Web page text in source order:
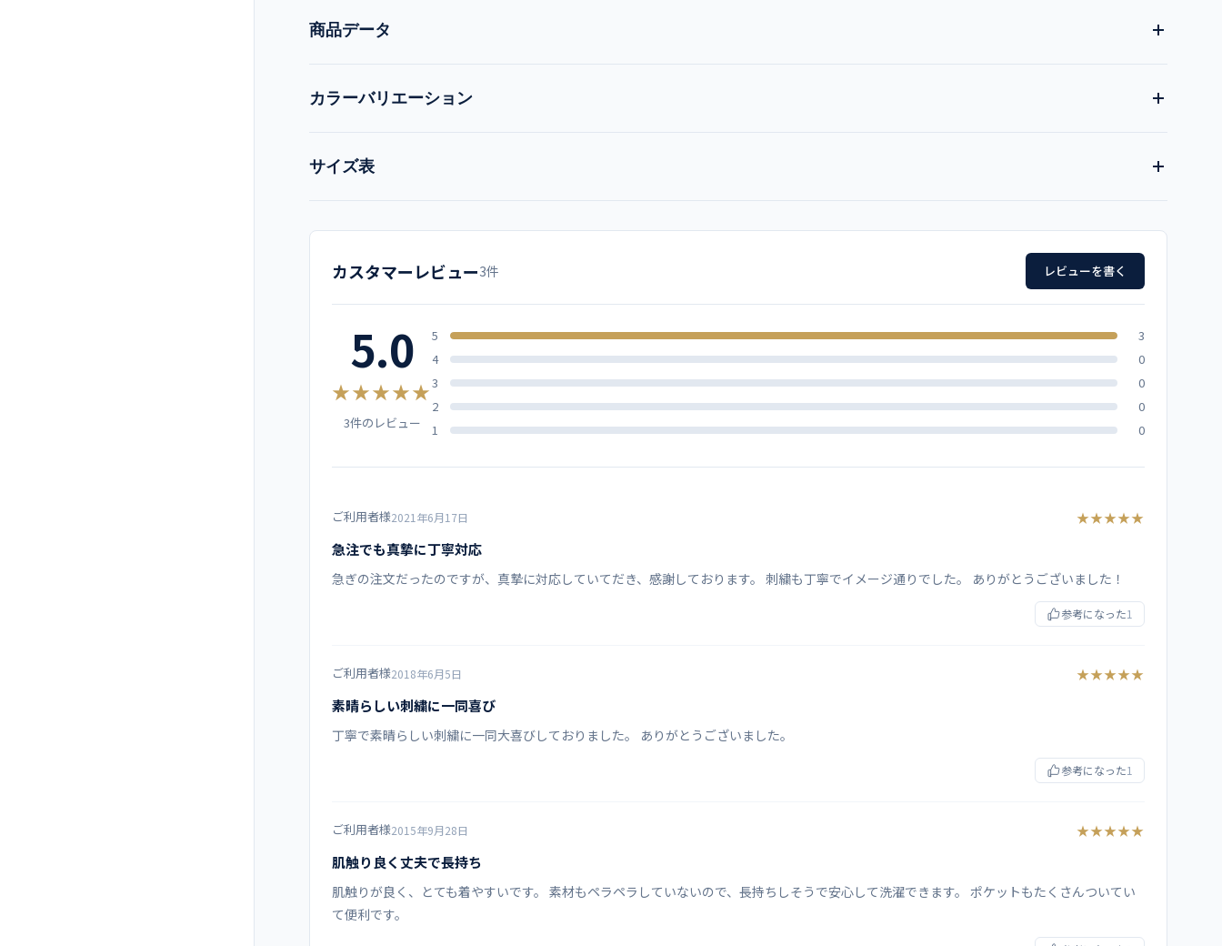
商品データ
メーカー ミズノ
ストレッチトロピカル ポリエステル100％
機能
カラーバリエーション
現在: ブルー
ブラック グレー
サイズ表
サイズ 肩幅 胸囲 着丈 袖丈
SS 19.5
43 102 70 19.5
45 108 73 20
L 47 114 75 20.5
LL 49 120 77 21
3L 21.5
22
7L
カスタマーレビュー3件 レビューを書く
5.0
★★★★★
3件のレビュー
5
3
4
0
3
0
2
0
1
0
ご利用者様2021年6月17日 ★★★★★
急注でも真摯に丁寧対応
急ぎの注文だったのですが、真摯に対応していてだき、感謝しております。 刺繍も丁寧でイメージ通りでした。 ありがとうございました！
参考になった1
ご利用者様2018年6月5日 ★★★★★
素晴らしい刺繍に一同喜び
丁寧で素晴らしい刺繍に一同大喜びしておりました。 ありがとうございました。
参考になった1
ご利用者様2015年9月28日 ★★★★★
肌触り良く丈夫で長持ち
肌触りが良く、とても着やすいです。 素材もペラペラしていないので、長持ちしそうで安心して洗濯できます。 ポケットもたくさんついてい
て便利です。